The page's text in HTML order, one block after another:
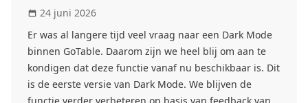
24 juni 2026
Er was al langere tijd veel vraag naar een Dark Mode
binnen GoTable. Daarom zijn we heel blij om aan te
kondigen dat deze functie vanaf nu beschikbaar is. Dit
is de eerste versie van Dark Mode. We blijven de